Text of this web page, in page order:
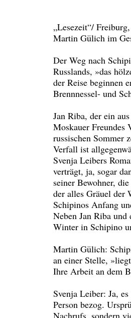
„Lesezeit“/
Martin Gülich im
Der Weg nach
Russlands, »das
der Reise beginnen
Brennnessel- und
Jan Riba, der ein
Moskauer Freundes
russischen Sommer
Verfall ist
Svenja Leibers
verträgt, ja, sogar
seiner Bewohner,
der alles Gräuel der
Schipinos Anfang
Neben Jan Riba
Winter in Schipino
Martin Gülich:
an einer Stelle,
Ihre Arbeit an dem
Svenja Leiber: Ja,
Person bezog.
Nachrufs, sondern